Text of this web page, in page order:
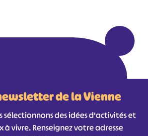
de la Vienne
sélectionnons des idées d'activités et
à vivre. Renseignez votre adresse
#